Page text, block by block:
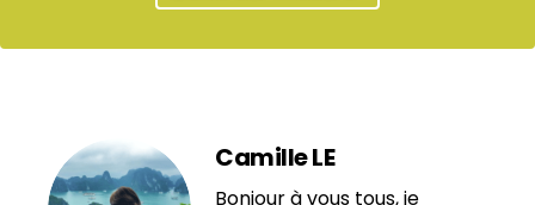
Camille LE
Bonjour à vous tous, je